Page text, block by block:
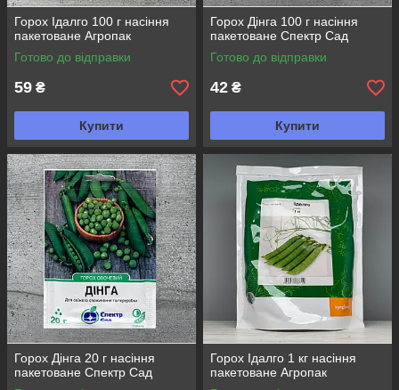
Горох Ідалго 100 г насіння
пакетоване Агропак
Готово до відправки
59 ₴
Купити
Горох Дінга 100 г насіння
пакетоване Спектр Сад
Готово до відправки
42 ₴
Купити
Горох Дінга 20 г насіння
пакетоване Спектр Сад
Горох Ідалго 1 кг насіння
пакетоване Агропак